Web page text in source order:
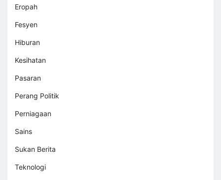
Eropah
Fesyen
Hiburan
Kesihatan
Pasaran
Perang Politik
Perniagaan
Sains
Sukan Berita
Teknologi